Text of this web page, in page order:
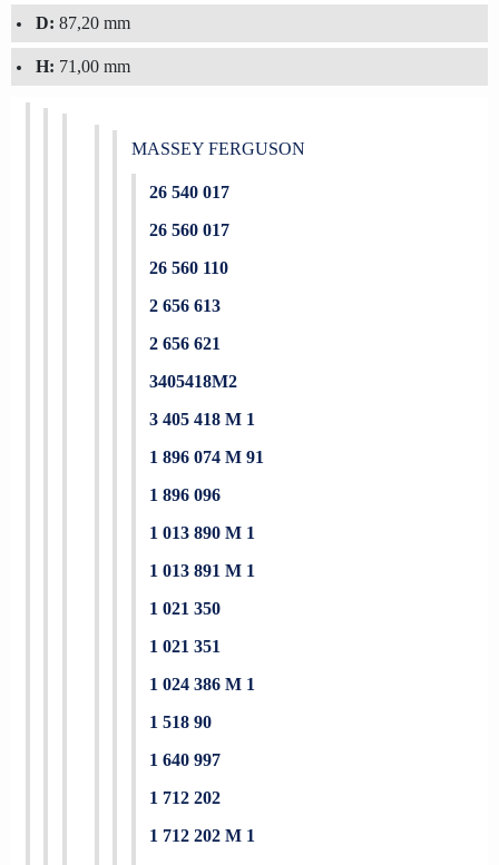
D: 87,20 mm
H: 71,00 mm
MASSEY FERGUSON
26 540 017
26 560 017
26 560 110
2 656 613
2 656 621
3405418M2
3 405 418 M 1
1 896 074 M 91
1 896 096
1 013 890 M 1
1 013 891 M 1
1 021 350
1 021 351
1 024 386 M 1
1 518 90
1 640 997
1 712 202
1 712 202 M 1